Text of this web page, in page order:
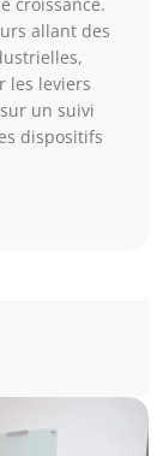
allant des
les leviers
un suivi
dispositifs